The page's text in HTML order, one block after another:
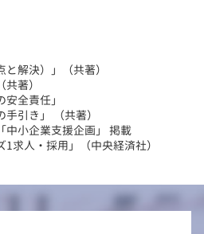
と解決）」（共著）
著）
全責任」
手引き」 （共著）
中小企業支援企画」 掲載
1求人・採用」（中央経済社）